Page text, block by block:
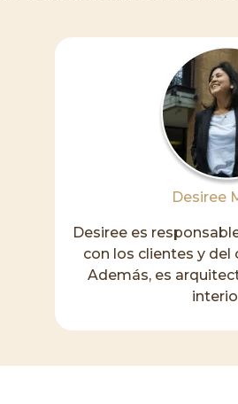
Desiree
Desiree es
con los clientes y del
Además, es